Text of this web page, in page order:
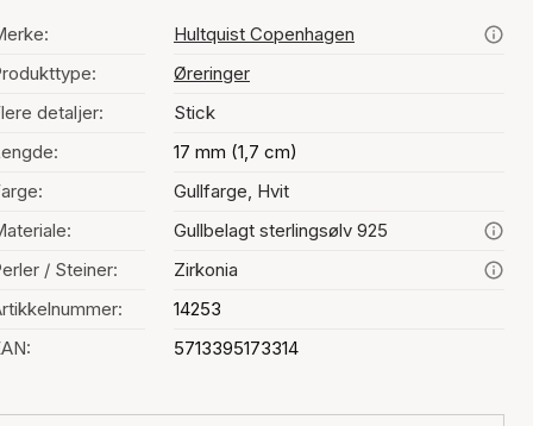
Hultquist Copenhagen
Øreringer
detaljer:
Stick
17 mm (1,7 cm)
Gullfarge, Hvit
Gullbelagt sterlingsølv 925
/ Steiner:
Zirkonia
14253
5713395173314